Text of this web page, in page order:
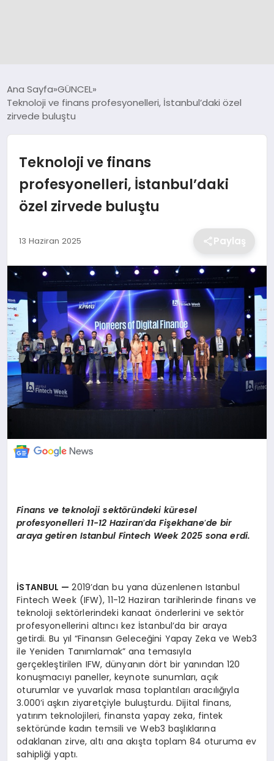
SPOR
DÜNYA
SİYASET
MAGAZİN
TEKNOLOJİ
SAĞLIK
EĞİTİM
Ana Sayfa GÜNCEL
Teknoloji ve finans profesyonelleri, İstanbul’daki özel
zirvede buluştu
Teknoloji ve finans
profesyonelleri, İstanbul’daki
özel zirvede buluştu
13 Haziran 2025 Paylaş
Finans ve teknoloji sektöründeki küresel
profesyonelleri 11-12 Haziran’da Fişekhane’de bir
araya getiren Istanbul Fintech Week 2025 sona erdi.
İSTANBUL —2019’dan bu yana düzenlenen Istanbul
Fintech Week (IFW), 11-12 Haziran tarihlerinde finans ve
teknoloji sektörlerindeki kanaat önderlerini ve sektör
profesyonellerini altıncı kez İstanbul’da bir araya
getirdi. Bu yıl “Finansın Geleceğini Yapay Zeka ve Web3
ile Yeniden Tanımlamak” ana temasıyla
gerçekleştirilen IFW, dünyanın dört bir yanından 120
konuşmacıyı paneller, keynote sunumları, açık
oturumlar ve yuvarlak masa toplantıları aracılığıyla
3.000’i aşkın ziyaretçiyle buluşturdu. Dijital finans,
yatırım teknolojileri, finansta yapay zeka, fintek
sektöründe kadın temsili ve Web3 başlıklarına
odaklanan zirve, altı ana akışta toplam 84 oturuma ev
sahipliği yaptı.